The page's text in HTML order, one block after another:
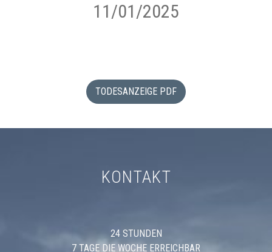
11/01/2025
TODESANZEIGE PDF
KONTAKT
24 STUNDEN
7 TAGE DIE WOCHE ERREICHBAR